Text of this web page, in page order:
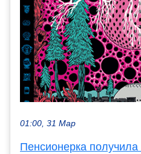
01:00, 31 Мар
Пенсионерка